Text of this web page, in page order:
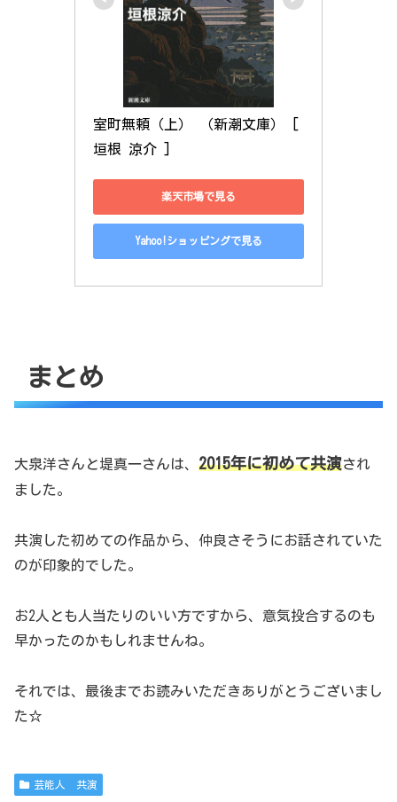
室町無頼（上） （新潮文庫） [
垣根 涼介 ]
楽天市場で見る
Yahoo!ショッピングで見る
まとめ
大泉洋さんと堤真一さんは、 2015年に初めて共演され
ました。
共演した初めての作品から、仲良さそうにお話されていた
のが印象的でした。
お2人とも人当たりのいい方ですから、意気投合するのも
早かったのかもしれませんね。
それでは、最後までお読みいただきありがとうございまし
た☆
芸能人 共演